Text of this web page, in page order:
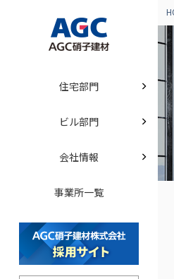
住宅部門
ビル部門
会社情報
事業所一覧